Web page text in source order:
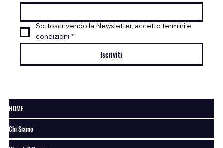
Sottoscrivendo la Newsletter, accetto termini e
condizioni *
Iscriviti
HOME
Chi Siamo